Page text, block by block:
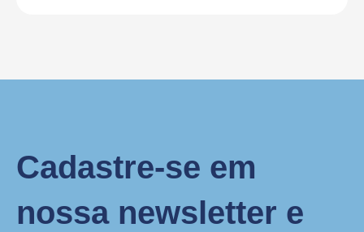
Cadastre-se em
nossa newsletter e